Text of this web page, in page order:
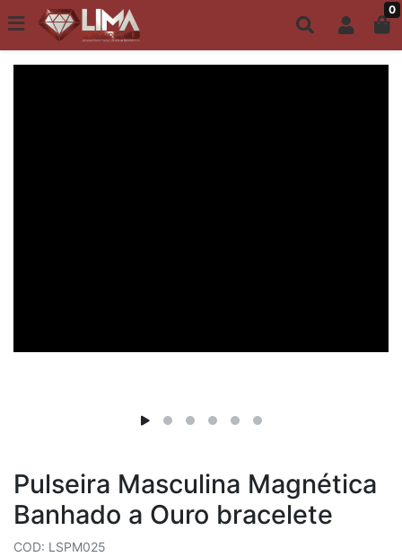
Todo site até 6X s/ juros | Frete Grátis a partir de R$149,00 0
ACESSÓRIOS MASCULINOS
Pulseira Masculina Magnética
Banhado a Ouro bracelete
COD: LSPM025